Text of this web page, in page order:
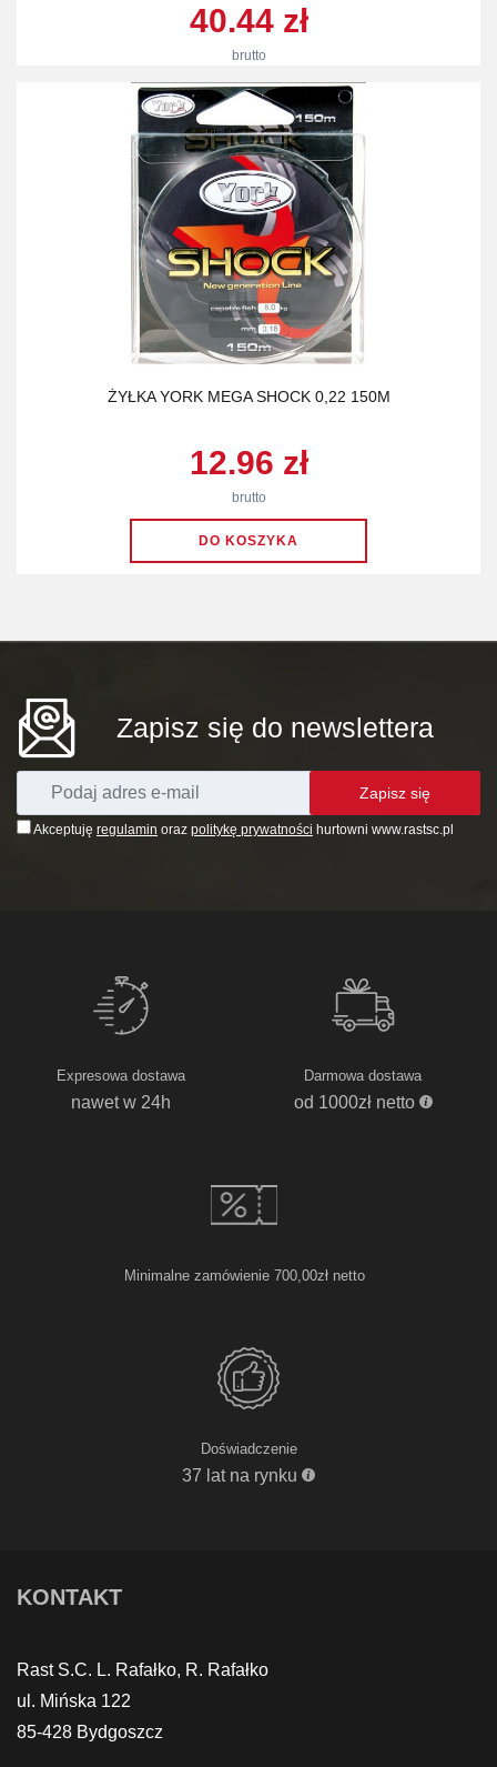
40.44 zł
brutto
ŻYŁKA YORK MEGA SHOCK 0,22 150M
12.96 zł
brutto
Zapisz się do newslettera
Akceptuję regulamin oraz politykę prywatności hurtowni www.rastsc.pl
Zapisz się
Expresowa dostawa
nawet w 24h
Darmowa dostawa
od 1000zł netto
Minimalne zamówienie 700,00zł netto
Doświadczenie
37 lat na rynku
KONTAKT
Rast S.C. L. Rafałko, R. Rafałko
ul. Mińska 122
85-428 Bydgoszcz